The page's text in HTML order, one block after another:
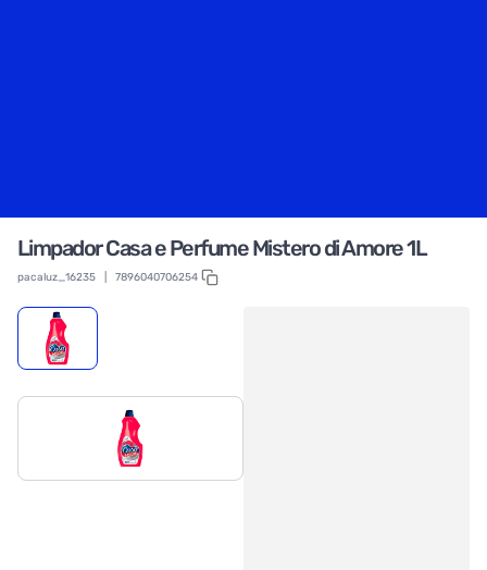
Limpador Casa e Perfume Mistero di Amore 1L
pacaluz_16235 7896040706254